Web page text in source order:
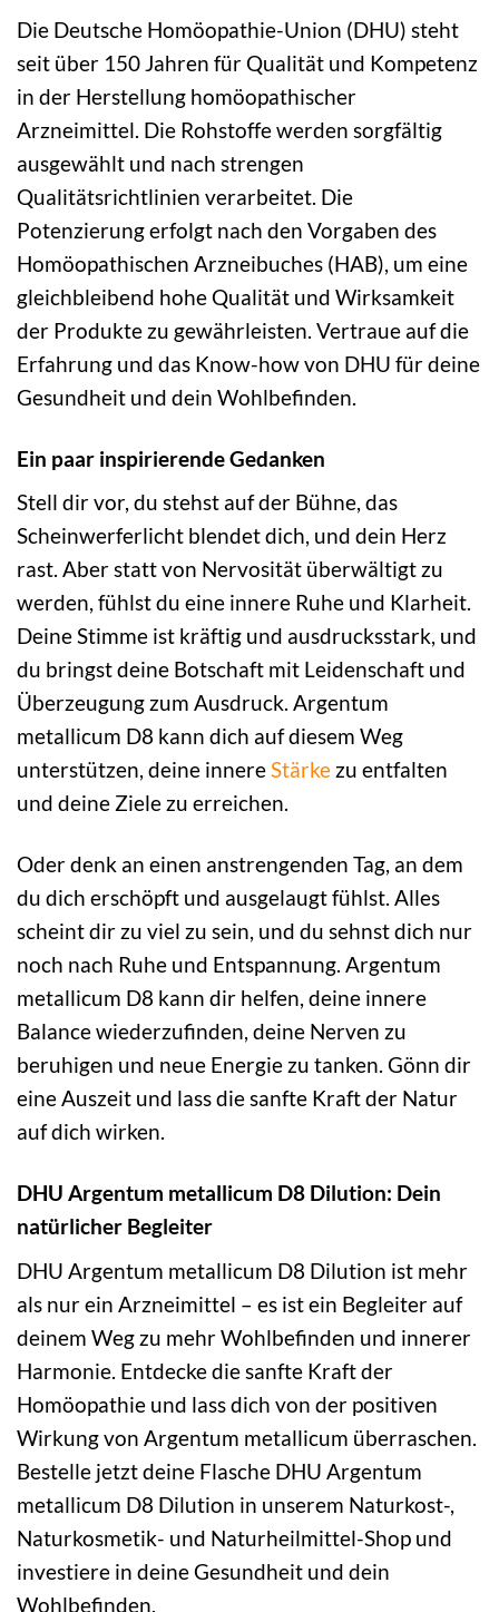
Die Deutsche Homöopathie-Union (DHU) steht
seit über 150 Jahren für Qualität und Kompetenz
in der Herstellung homöopathischer
Arzneimittel. Die Rohstoffe werden sorgfältig
ausgewählt und nach strengen
Qualitätsrichtlinien verarbeitet. Die
Potenzierung erfolgt nach den Vorgaben des
Homöopathischen Arzneibuches (HAB), um eine
gleichbleibend hohe Qualität und Wirksamkeit
der Produkte zu gewährleisten. Vertraue auf die
Erfahrung und das Know-how von DHU für deine
Gesundheit und dein Wohlbefinden.
Ein paar inspirierende Gedanken
Stell dir vor, du stehst auf der Bühne, das
Scheinwerferlicht blendet dich, und dein Herz
rast. Aber statt von Nervosität überwältigt zu
werden, fühlst du eine innere Ruhe und Klarheit.
Deine Stimme ist kräftig und ausdrucksstark, und
du bringst deine Botschaft mit Leidenschaft und
Überzeugung zum Ausdruck. Argentum
metallicum D8 kann dich auf diesem Weg
unterstützen, deine innereStärke zu entfalten
und deine Ziele zu erreichen.
Oder denk an einen anstrengenden Tag, an dem
du dich erschöpft und ausgelaugt fühlst. Alles
scheint dir zu viel zu sein, und du sehnst dich nur
noch nach Ruhe und Entspannung. Argentum
metallicum D8 kann dir helfen, deine innere
Balance wiederzufinden, deine Nerven zu
beruhigen und neue Energie zu tanken. Gönn dir
eine Auszeit und lass die sanfte Kraft der Natur
auf dich wirken.
DHU Argentum metallicum D8 Dilution: Dein
natürlicher Begleiter
DHU Argentum metallicum D8 Dilution ist mehr
als nur ein Arzneimittel – es ist ein Begleiter auf
deinem Weg zu mehr Wohlbefinden und innerer
Harmonie. Entdecke die sanfte Kraft der
Homöopathie und lass dich von der positiven
Wirkung von Argentum metallicum überraschen.
Bestelle jetzt deine Flasche DHU Argentum
metallicum D8 Dilution in unserem Naturkost-,
Naturkosmetik- und Naturheilmittel-Shop und
investiere in deine Gesundheit und dein
Wohlbefinden.